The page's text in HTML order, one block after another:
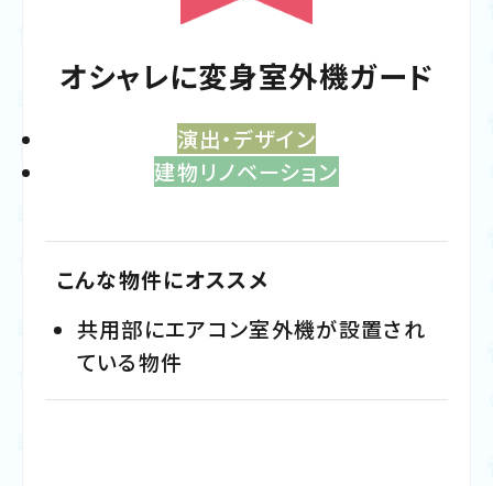
オシャレに変身室外機ガード
演出・デザイン
建物リノベーション
こんな物件にオススメ
共用部にエアコン室外機が設置され
ている物件